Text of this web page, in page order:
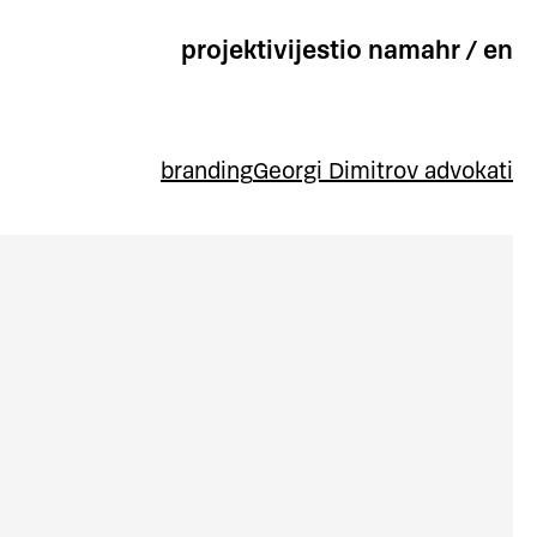
projektivijestio namahr/en
brandingGeorgi Dimitrov advokati